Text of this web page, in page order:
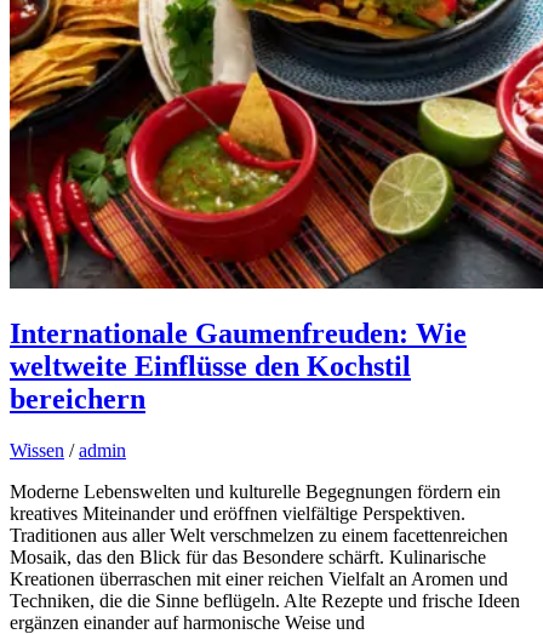
Internationale Gaumenfreuden: Wie
weltweite Einflüsse den Kochstil
bereichern
Wissen /admin
Moderne Lebenswelten und kulturelle Begegnungen fördern ein
kreatives Miteinander und eröffnen vielfältige Perspektiven.
Traditionen aus aller Welt verschmelzen zu einem facettenreichen
Mosaik, das den Blick für das Besondere schärft. Kulinarische
Kreationen überraschen mit einer reichen Vielfalt an Aromen und
Techniken, die die Sinne beflügeln. Alte Rezepte und frische Ideen
ergänzen einander auf harmonische Weise und